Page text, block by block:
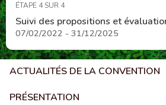
ÉTAPE 4 SUR 4
Suivi des propositions et
07/02/2022 - 31/12/2025
ACTUALITÉS DE LA CONVENTION
PRÉSENTATION